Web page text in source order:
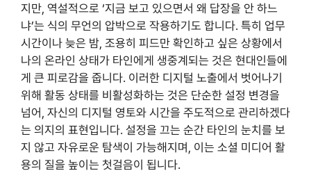
지만, 역설적으로 ‘지금 보고 있으면서 왜 답장을 안 하느
냐’는 식의 무언의 압박으로 작용하기도 합니다. 특히 업무
시간이나 늦은 밤, 조용히 피드만 확인하고 싶은 상황에서
나의 온라인 상태가 타인에게 생중계되는 것은 현대인들에
게 큰 피로감을 줍니다. 이러한 디지털 노출에서 벗어나기
위해 활동 상태를 비활성화하는 것은 단순한 설정 변경을
넘어, 자신의 디지털 영토와 시간을 주도적으로 관리하겠다
는 의지의 표현입니다. 설정을 끄는 순간 타인의 눈치를 보
지 않고 자유로운 탐색이 가능해지며, 이는 소셜 미디어 활
용의 질을 높이는 첫걸음이 됩니다.